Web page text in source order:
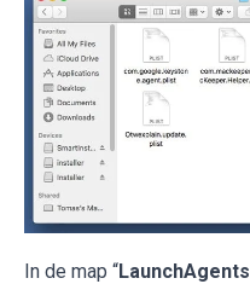
In de map “LaunchAgents